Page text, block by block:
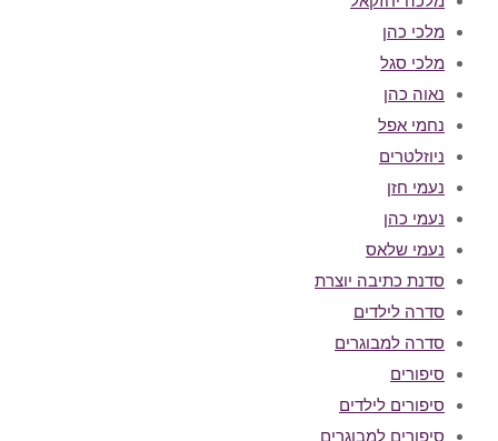
מלכי כהן
מלכי סגל
נאוה כהן
נחמי אפל
ניוזלטרים
נעמי חזן
נעמי כהן
נעמי שלאס
סדנת כתיבה יוצרת
סדרה לילדים
סדרה למבוגרים
סיפורים
סיפורים לילדים
סיפורים למבוגרים